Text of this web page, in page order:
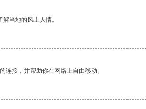
当地的风土人情。
连接，并帮助你在网络上自由移动。